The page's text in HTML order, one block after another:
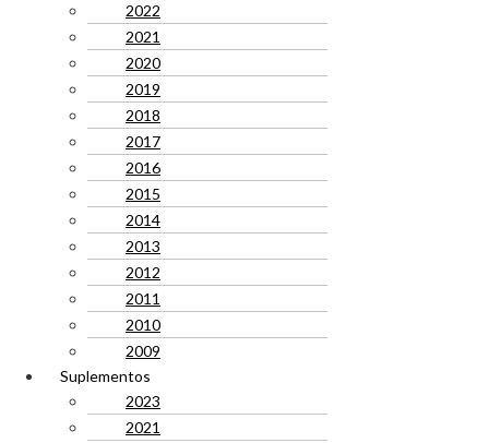
2022
2021
2020
2019
2018
2017
2016
2015
2014
2013
2012
2011
2010
2009
Suplementos
2023
2021